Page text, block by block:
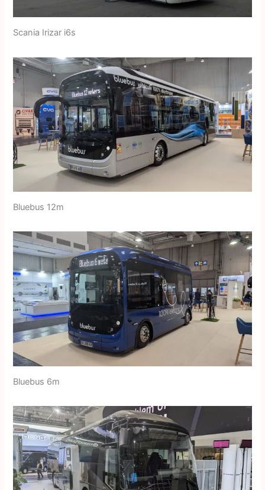
Scania Irizar i6s
Bluebus 12m
Bluebus 6m